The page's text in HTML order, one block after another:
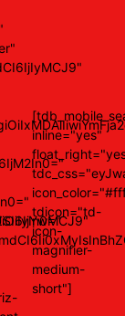
inline="yes"
tdicon="td-
icon-
magnifier-
medium-
short"]